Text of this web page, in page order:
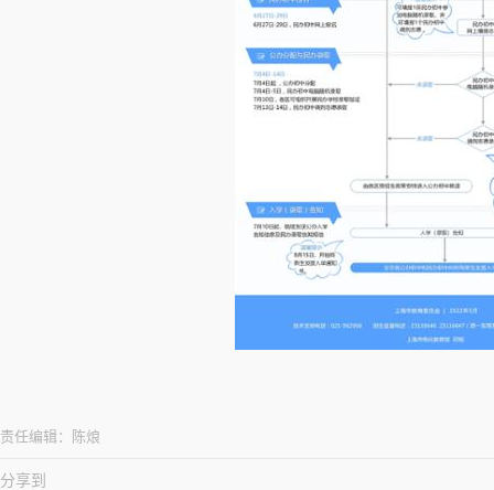
责任编辑： 陈烺
分享到